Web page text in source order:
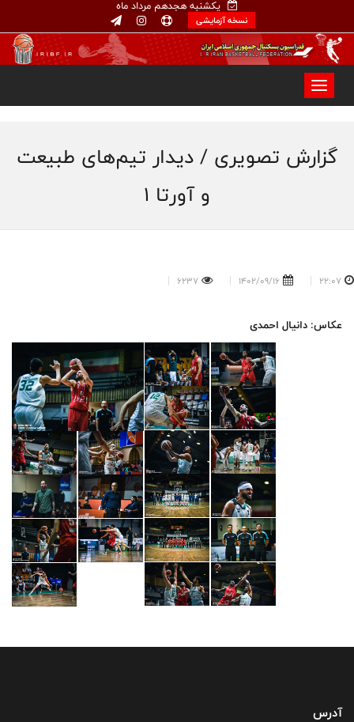
یکشنبه هجدهم مرداد ماه
نسخه آزمایشی
گزارش تصویری / دیدار تیم‌های طبیعت
و آورتا ۱
22:07
1402/09/16
6237
عکاس: دانیال احمدی
آدرس